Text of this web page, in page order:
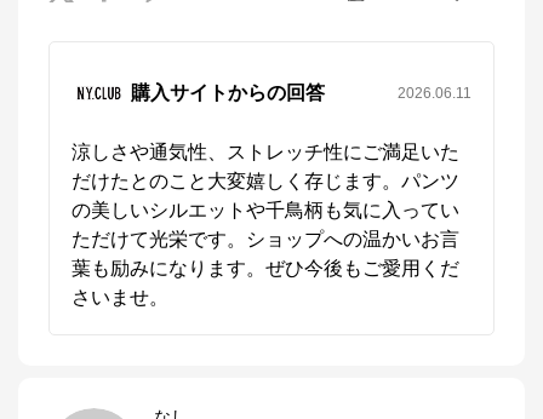
購入サイトからの回答 2026.06.11
涼しさや通気性、ストレッチ性にご満足いた
だけたとのこと大変嬉しく存じます。パンツ
の美しいシルエットや千鳥柄も気に入ってい
ただけて光栄です。ショップへの温かいお言
葉も励みになります。ぜひ今後もご愛用くだ
さいませ。